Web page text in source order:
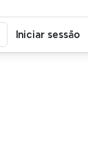
Iniciar sessão